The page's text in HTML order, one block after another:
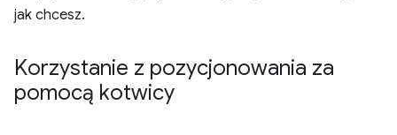
jak chcesz.
Korzystanie z pozycjonowania za
pomocą kotwicy